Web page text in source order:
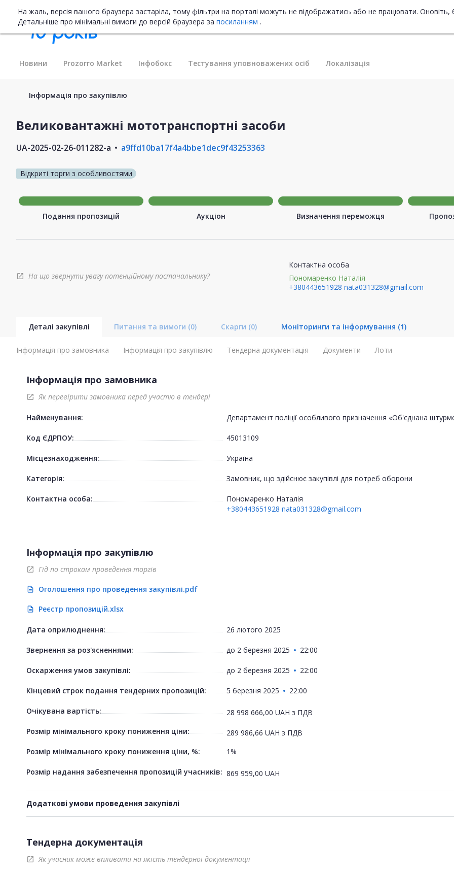
На жаль, версія вашого браузера застаріла, тому фільтри на порталі можуть не відображатись або не працювати.
Детальніше про мінімальні вимоги до версій браузера за посиланням .
Новини Prozorro Market Інфобокс Тестування уповноважених осіб Локалізація
Інформація про закупівлю
Великовантажні мототранспортні засоби
UA-2025-02-26-011282-a a9ffd10ba17f4a4bbe1dec9f43253363
Відкриті торги з особливостями
Подання пропозицій Аукціон Визначення переможця
open_in_new На що звернути увагу потенційному постачальнику?
Контактна особа
Пономаренко Наталія
+380443651928 nata031328@gmail.com
Деталі закупівлі Питання та вимоги (0) Скарги (0) Моніторинги та інформування (1)
Інформація про замовника Інформація про закупівлю Тендерна документація Документи Лоти
Інформація про замовника
open_in_new Як перевірити замовника перед участю в тендері
Найменування: Департамент поліції особливого призначення «Об'єднана
Код ЄДРПОУ: 45013109
Місцезнаходження: Україна
Категорія: Замовник, що здійснює закупівлі для потреб оборони
Контактна особа:
Пономаренко Наталія
+380443651928 nata031328@gmail.com
Інформація про закупівлю
open_in_new Гід по строкам проведення торгів
description Оголошення про проведення закупівлі.pdf
description Реєстр пропозицій.xlsx
Дата оприлюднення: 26 лютого 2025
Звернення за роз'ясненнями: до 2 березня 2025 22:00
Оскарження умов закупівлі: до 2 березня 2025 22:00
Кінцевий строк подання тендерних пропозицій: 5 березня 2025 22:00
Очікувана вартість: 28 998 666,00 UAH з ПДВ
Розмір мінімального кроку пониження ціни:
289 986,66 UAH з ПДВ
Розмір мінімального кроку пониження ціни, %:
1%
Розмір надання забезпечення пропозицій учасників: 869 959,00 UAH
Додаткові умови проведення закупівлі
Тендерна документація
open_in_new Як учасник може впливати на якість тендерної документації